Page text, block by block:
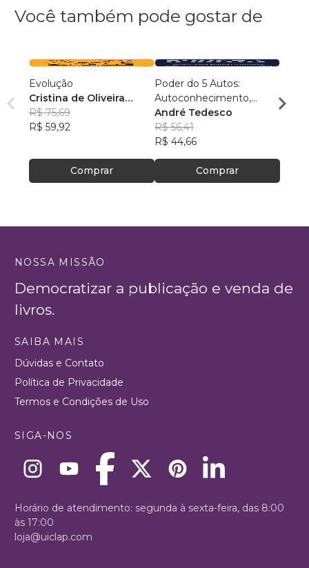
Você também pode gostar de
Evolução
Cristina de Oliveira
Leopoldino Rodrigues
R$ 75,69
R$ 59,92
Comprar
Poder do 5 Autos:
Autoconhecimento,
Autocontrole,
Autoestima,
Autoconfiança e
Autoperformance
André Tedesco
R$ 56,41
R$ 44,66
Comprar
R$
NOSSA MISSÃO
Democratizar a publicação e venda de
livros.
SAIBA MAIS
Dúvidas e Contato
Política de Privacidade
Termos e Condições de Uso
SIGA-NOS
Horário de atendimento: segunda à sexta-feira, das 8:00
às 17:00
loja@uiclap.com